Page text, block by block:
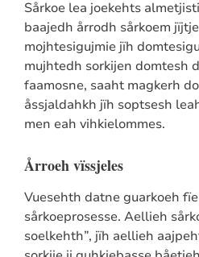
Sårkoe lea joekehts
baajedh årrodh sårkoem
mojhtesigujmie jïh
mujhtedh sorkijen domtesh
faamosne, saaht magkerh
åssjaldahkh jïh soptsesh
men eah vihkielommes.
Årroeh vïssjeles
Vuesehth datne guarkoeh
sårkoeprosesse. Aellieh
soelkehth”, jïh aellieh